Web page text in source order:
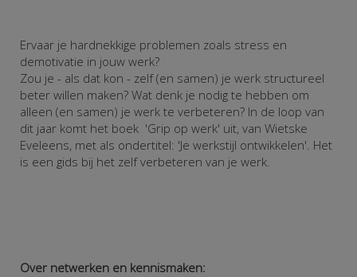
Ervaar je hardnekkige problemen zoals stress en
demotivatie in jouw werk?
Zou je - als dat kon - zelf (en samen) je werk structureel
beter willen maken? Wat denk je nodig te hebben om
alleen (en samen) je werk te verbeteren? In de loop van
dit jaar komt het boek 'Grip op werk' uit, van Wietske
Eveleens, met als ondertitel: 'Je werkstijl ontwikkelen'. Het
is een gids bij het zelf verbeteren van je werk.
Over netwerken en kennismaken: